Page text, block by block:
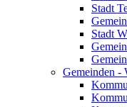
Stadt
Stadt
Gemeinden -